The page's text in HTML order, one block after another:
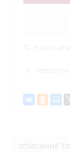
ОПИСАНИЕ